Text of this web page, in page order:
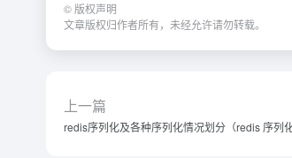
© 版权声明
文章版权归作者所有，未经允许请勿转载。
上一篇
redis序列化及各种序列化情况划分（redis 序列